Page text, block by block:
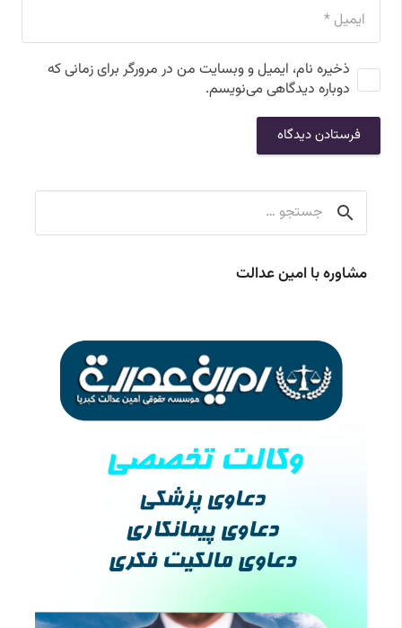
ذخیره نام، ایمیل و وبسایت من در مرورگر برای زمانی که
دوباره دیدگاهی می‌نویسم.
فرستادن دیدگاه
جستجو
برای:
مشاوره با امین عدالت